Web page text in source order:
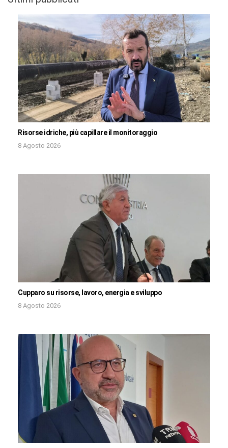
Risorse idriche, più capillare il monitoraggio
8 Agosto 2026
Cupparo su risorse, lavoro, energia e sviluppo
8 Agosto 2026